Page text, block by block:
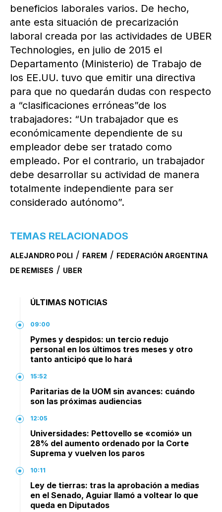
beneficios laborales varios. De hecho,
ante esta situación de precarización
laboral creada por las actividades de UBER
Technologies, en julio de 2015 el
Departamento (Ministerio) de Trabajo de
los EE.UU. tuvo que emitir una directiva
para que no quedarán dudas con respecto
a “clasificaciones erróneas”de los
trabajadores: “Un trabajador que es
económicamente dependiente de su
empleador debe ser tratado como
empleado. Por el contrario, un trabajador
debe desarrollar su actividad de manera
totalmente independiente para ser
considerado autónomo”.
TEMAS RELACIONADOS
ALEJANDRO POLI / FAREM / FEDERACIÓN ARGENTINA
DE REMISES / UBER
ÚLTIMAS NOTICIAS
09:00
Pymes y despidos: un tercio redujo
personal en los últimos tres meses y otro
tanto anticipó que lo hará
15:52
Paritarias de la UOM sin avances: cuándo
son las próximas audiencias
12:05
Universidades: Pettovello se «comió» un
28% del aumento ordenado por la Corte
Suprema y vuelven los paros
10:11
Ley de tierras: tras la aprobación a medias
en el Senado, Aguiar llamó a voltear lo que
queda en Diputados